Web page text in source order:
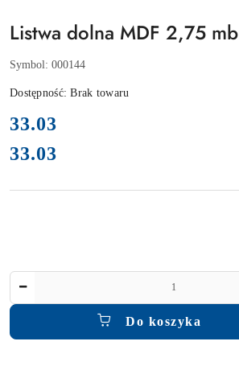
Listwa dolna MDF 2,75 mb
Symbol: 000144
Dostępność:Brak towaru
cena:
33.03
Cena:
33.03
Do koszyka